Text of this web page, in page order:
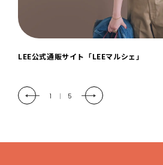
「LEE DAYS」本物志向にときめく。大人カ
2 | 5